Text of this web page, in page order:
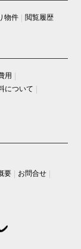
物件 閲覧履歴
用
について
要
お問合せ